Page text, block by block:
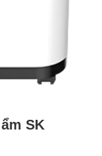
SK